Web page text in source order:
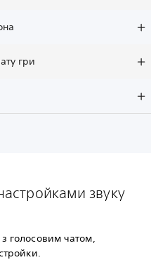
гри
звуку
голосовим чатом,